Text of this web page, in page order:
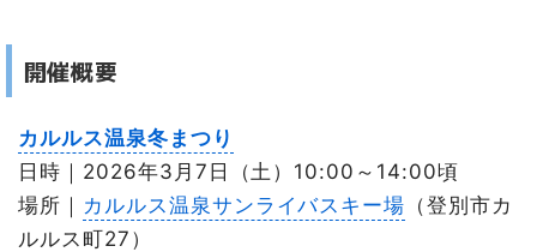
開催概要
カルルス温泉冬まつり
日時｜2026年3月7日（土）10:00～14:00頃
場所｜ カルルス温泉サンライバスキー場 （登別市カ
ルルス町27）